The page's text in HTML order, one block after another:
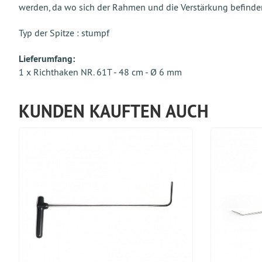
werden, da wo sich der Rahmen und die Verstärkung
Typ der Spitze : stumpf
Lieferumfang:
1 x Richthaken NR. 61T - 48 cm - Ø 6 mm
KUNDEN KAUFTEN AUCH